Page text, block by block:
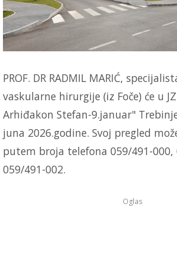
PROF. DR RADMIL MARIĆ,
vaskularne hirurgije (iz Foče) će u
Arhiđakon Stefan-9.januar"
juna 2026.godine. Svoj pregled
putem broja telefona 059/491-000,
059/491-002.
Oglas